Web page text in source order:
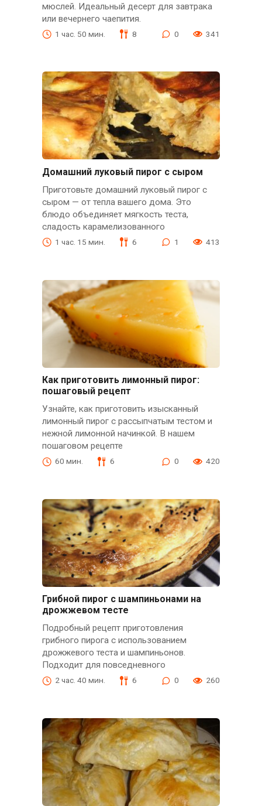
мюслей. Идеальный десерт для завтрака
или вечернего чаепития.
1 час. 50 мин. 8 0 341
Домашний луковый пирог с сыром
Приготовьте домашний луковый пирог с
сыром — от тепла вашего дома. Это
блюдо объединяет мягкость теста,
сладость карамелизованного
1 час. 15 мин. 6 1 413
Как приготовить лимонный пирог:
пошаговый рецепт
Узнайте, как приготовить изысканный
лимонный пирог с рассыпчатым тестом и
нежной лимонной начинкой. В нашем
пошаговом рецепте
60 мин. 6 0 420
Грибной пирог с шампиньонами на
дрожжевом тесте
Подробный рецепт приготовления
грибного пирога с использованием
дрожжевого теста и шампиньонов.
Подходит для повседневного
2 час. 40 мин. 6 0 260